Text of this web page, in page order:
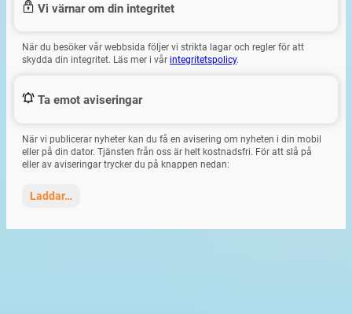
Vi värnar om din integritet
När du besöker vår webbsida följer vi strikta lagar och regler för att
skydda din integritet. Läs mer i vår integritetspolicy.
Ta emot aviseringar
När vi publicerar nyheter kan du få en avisering om nyheten i din mobil
eller på din dator. Tjänsten från oss är helt kostnadsfri. För att slå på
eller av aviseringar trycker du på knappen nedan:
Laddar…